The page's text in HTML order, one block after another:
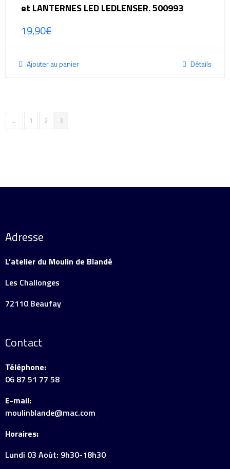
et LANTERNES LED LEDLENSER. 500993
19,90€
Ajouter au panier Détails
← 1 2 3
Adresse
L’atelier du Moulin de Blandé
Les Challonges
72110 Beaufay
Contact
Téléphone:
06 87 51 77 58
E-mail:
moulinblande@mac.com
Horaires:
Lundi 03 Août: 9h30-18h30